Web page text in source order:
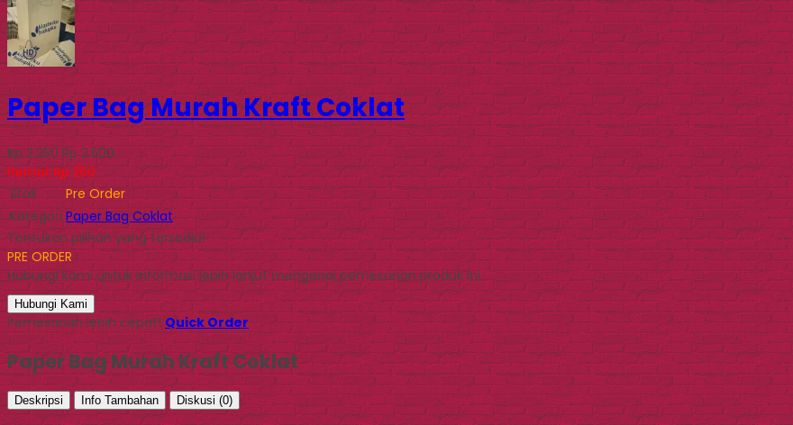
Paper Bag Murah Kraft Coklat
Rp 2.250 Rp 2.500
Hemat Rp 250
Stok
Pre Order
Kategori Paper Bag Coklat
Tentukan pilihan yang tersedia!
PRE ORDER
Hubungi kami untuk informasi lebih lanjut mengenai pemesanan produk ini.
Hubungi Kami
Pemesanan lebih cepat!Quick Order
Paper Bag Murah Kraft Coklat
Deskripsi Info Tambahan Diskusi (0)